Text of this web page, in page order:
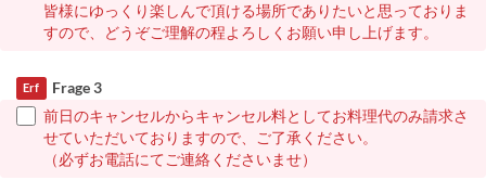
皆様にゆっくり楽しんで頂ける場所でありたいと思っておりま
すので、どうぞご理解の程よろしくお願い申し上げます。
Frage 3
Erf
前日のキャンセルからキャンセル料としてお料理代のみ請求さ
せていただいておりますので、ご了承ください。
（必ずお電話にてご連絡くださいませ）